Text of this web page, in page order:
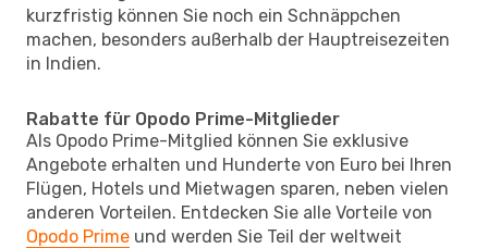
kurzfristig können Sie noch ein Schnäppchen
machen, besonders außerhalb der Hauptreisezeiten
in Indien.
Rabatte für Opodo Prime-Mitglieder
Als Opodo Prime-Mitglied können Sie exklusive
Angebote erhalten und Hunderte von Euro bei Ihren
Flügen, Hotels und Mietwagen sparen, neben vielen
anderen Vorteilen. Entdecken Sie alle Vorteile von
Opodo Prime und werden Sie Teil der weltweit